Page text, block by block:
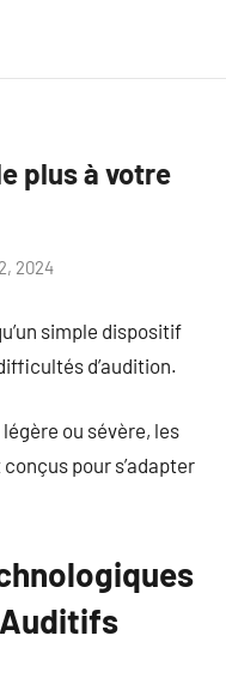
plus à votre
2024
simple dispositif
d’audition.
ou sévère, les
pour s’adapter